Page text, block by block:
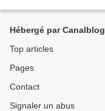
Hébergé par Canalblog
Top articles
Pages
Contact
Signaler un abus